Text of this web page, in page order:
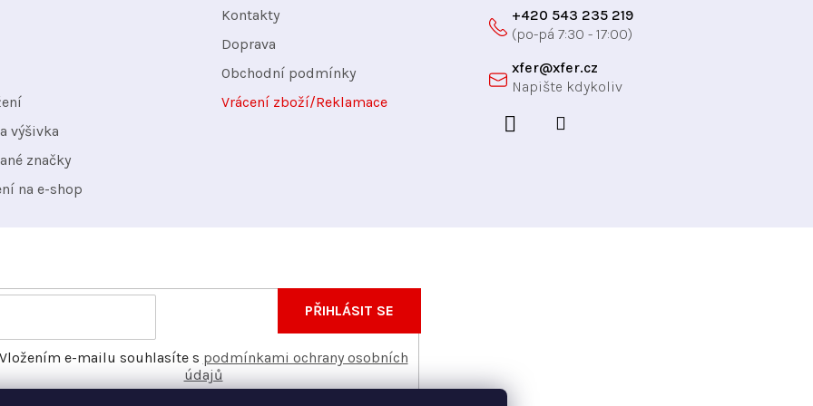
výšivka
značky
na e-shop
Kontakty
Doprava
Obchodní podmínky
Vrácení zboží/Reklamace
xfer@xfer.cz
+420 543 235 219
o nových produktech na našem e-shopu.
Vložením e-mailu souhlasíte s podmínkami ochrany osobních
údajů
PŘIHLÁSIT SE